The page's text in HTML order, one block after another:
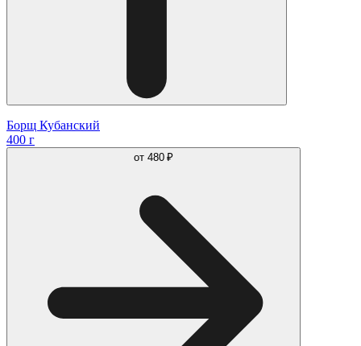
Борщ Кубанский
400 г
от 480 ₽